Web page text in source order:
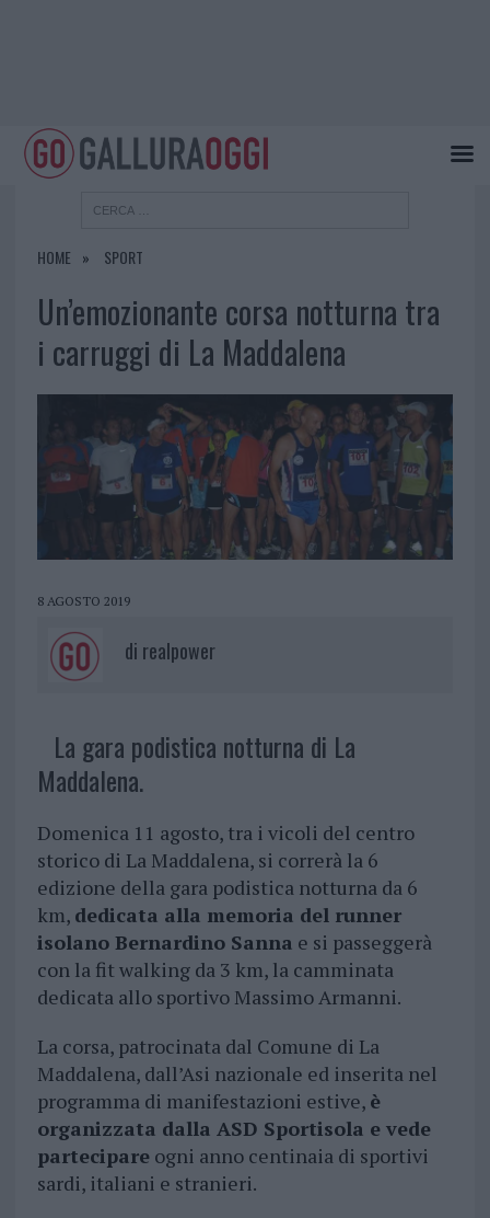
HOME SPORT
Un’emozionante corsa notturna tra
i carruggi di La Maddalena
8 AGOSTO 2019
di realpower
La gara podistica notturna di La
Maddalena.
Domenica 11 agosto, tra i vicoli del centro
storico di La Maddalena, si correrà la 6
edizione della gara podistica notturna da 6
km, dedicata alla memoria del runner
isolano Bernardino Sanna e si passeggerà
con la fit walking da 3 km, la camminata
dedicata allo sportivo Massimo Armanni.
La corsa, patrocinata dal Comune di La
Maddalena, dall’Asi nazionale ed inserita nel
programma di manifestazioni estive, è
organizzata dalla ASD Sportisola e vede
partecipareogni anno centinaia di sportivi
sardi, italiani e stranieri.